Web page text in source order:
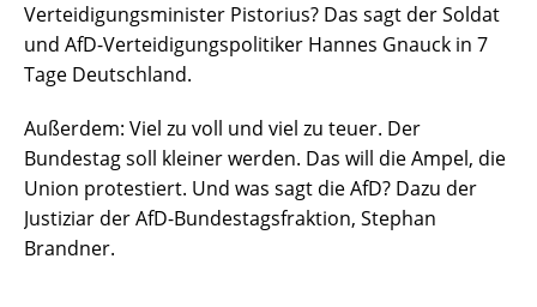
Verteidigungsminister Pistorius? Das sagt der Soldat
und AfD-Verteidigungspolitiker Hannes Gnauck in 7
Tage Deutschland.
Außerdem: Viel zu voll und viel zu teuer. Der
Bundestag soll kleiner werden. Das will die Ampel, die
Union protestiert. Und was sagt die AfD? Dazu der
Justiziar der AfD-Bundestagsfraktion, Stephan
Brandner.